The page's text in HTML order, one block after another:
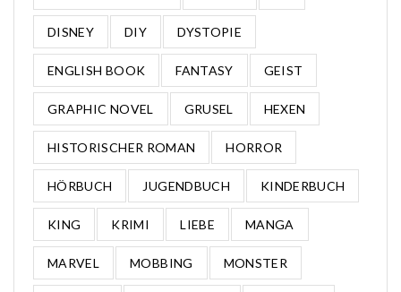
DISNEY DIY DYSTOPIE
ENGLISH BOOK FANTASY GEIST
GRAPHIC NOVEL GRUSEL HEXEN
HISTORISCHER ROMAN HORROR
HÖRBUCH JUGENDBUCH KINDERBUCH
KING KRIMI LIEBE MANGA
MARVEL MOBBING MONSTER